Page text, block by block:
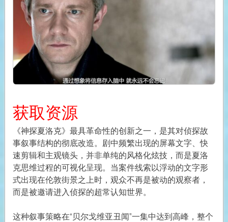
获取资源
《神探夏洛克》最具革命性的创新之一，是其对侦探故
事叙事结构的彻底改造。剧中频繁出现的屏幕文字、快
速剪辑和主观镜头，并非单纯的风格化炫技，而是夏洛
克思维过程的可视化呈现。当案件线索以浮动的文字形
式出现在伦敦街景之上时，观众不再是被动的观察者，
而是被邀请进入侦探的超常认知世界。
这种叙事策略在“贝尔戈维亚丑闻”一集中达到高峰，整个